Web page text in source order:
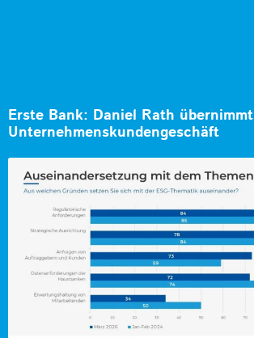
Erste Bank: Daniel Rath übernimmt
Unternehmenskundengeschäft